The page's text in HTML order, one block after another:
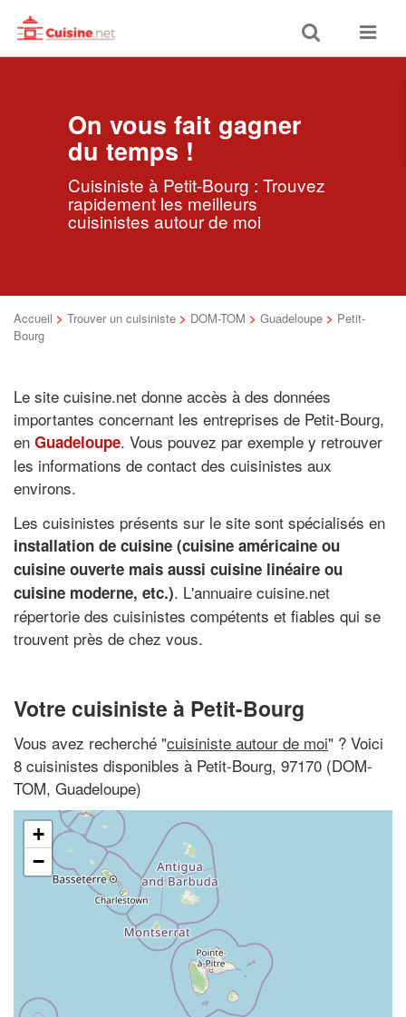
Toggle
search
Toggle
On vous fait gagner
du temps !
Cuisiniste à Petit-Bourg : Trouvez
rapidement les meilleurs
cuisinistes autour de moi
Accueil > Trouver un cuisiniste > DOM-TOM > Guadeloupe > Petit-
Bourg
Le site cuisine.net donne accès à des données
importantes concernant les entreprises de Petit-Bourg,
en Guadeloupe. Vous pouvez par exemple y retrouver
les informations de contact des cuisinistes aux
environs.
Les cuisinistes présents sur le site sont spécialisés en
installation de cuisine (cuisine américaine ou
cuisine ouverte mais aussi cuisine linéaire ou
cuisine moderne, etc.). L'annuaire cuisine.net
répertorie des cuisinistes compétents et fiables qui se
trouvent près de chez vous.
Votre cuisiniste à Petit-Bourg
Vous avez recherché "cuisiniste autour de moi" ? Voici
8 cuisinistes disponibles à Petit-Bourg, 97170 (DOM-
TOM, Guadeloupe)
+
−